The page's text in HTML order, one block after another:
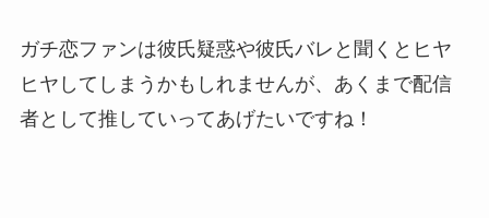
ガチ恋ファンは彼氏疑惑や彼氏バレ と聞くとヒヤ
ヒヤしてしまうかもしれませんが、あくまで配信
者として推していってあげたいですね！